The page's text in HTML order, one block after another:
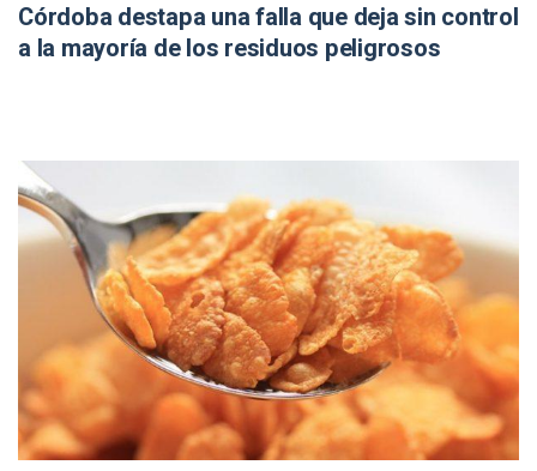
Córdoba destapa una falla que deja sin control
a la mayoría de los residuos peligrosos